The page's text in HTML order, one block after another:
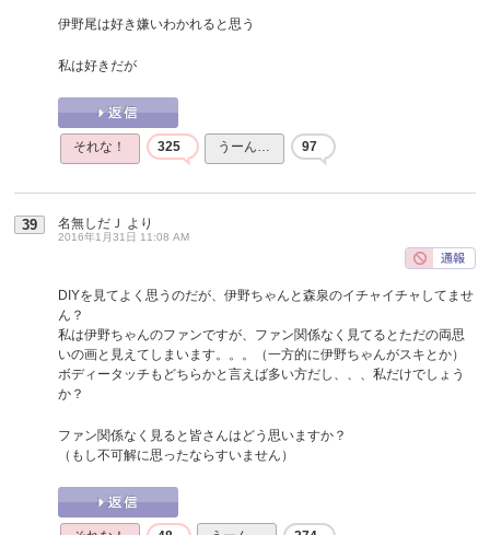
伊野尾は好き嫌いわかれると思う
私は好きだが
それな！ 325 うーん… 97
39 名無しだＪ より
2016年1月31日 11:08 AM
DIYを見てよく思うのだが、伊野ちゃんと森泉のイチャイチャしてませ
ん？
私は伊野ちゃんのファンですが、ファン関係なく見てるとただの両思
いの画と見えてしまいます。。。（一方的に伊野ちゃんがスキとか）
ボディータッチもどちらかと言えば多い方だし、、、私だけでしょう
か？
ファン関係なく見ると皆さんはどう思いますか？
（もし不可解に思ったならすいません）